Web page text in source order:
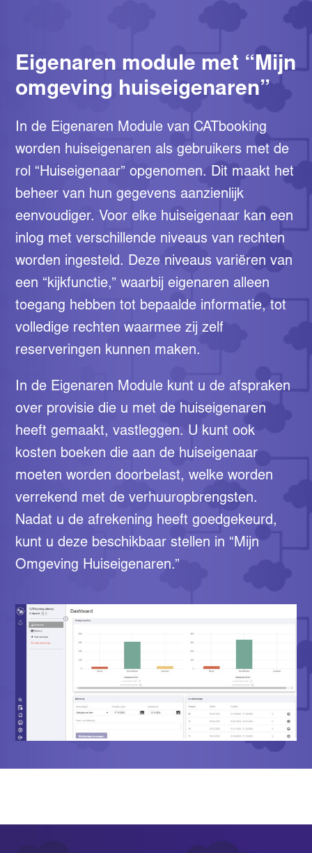
Eigenaren module met “Mijn
omgeving huiseigenaren”
In de Eigenaren Module van CATbooking
worden huiseigenaren als gebruikers met de
rol “Huiseigenaar” opgenomen. Dit maakt het
beheer van hun gegevens aanzienlijk
eenvoudiger. Voor elke huiseigenaar kan een
inlog met verschillende niveaus van rechten
worden ingesteld. Deze niveaus variëren van
een “kijkfunctie,” waarbij eigenaren alleen
toegang hebben tot bepaalde informatie, tot
volledige rechten waarmee zij zelf
reserveringen kunnen maken.
In de Eigenaren Module kunt u de afspraken
over provisie die u met de huiseigenaren
heeft gemaakt, vastleggen. U kunt ook
kosten boeken die aan de huiseigenaar
moeten worden doorbelast, welke worden
verrekend met de verhuuropbrengsten.
Nadat u de afrekening heeft goedgekeurd,
kunt u deze beschikbaar stellen in “Mijn
Omgeving Huiseigenaren.”